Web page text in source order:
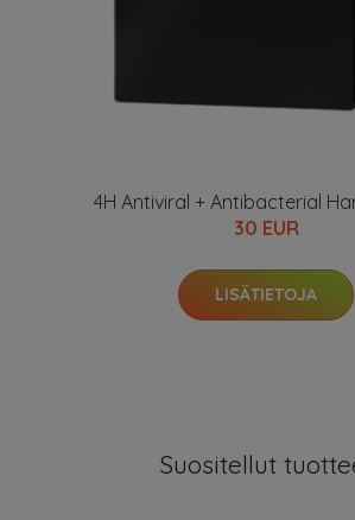
4H Antiviral + Antibacterial
30 EUR
LISÄTIETOJA
Suositellut